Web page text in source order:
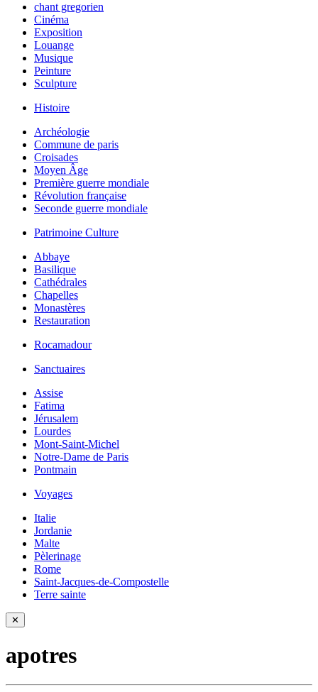
chant gregorien
Cinéma
Exposition
Louange
Musique
Peinture
Sculpture
Histoire
Archéologie
Commune de paris
Croisades
Moyen Âge
Première guerre mondiale
Révolution française
Seconde guerre mondiale
Patrimoine Culture
Abbaye
Basilique
Cathédrales
Chapelles
Monastères
Restauration
Rocamadour
Sanctuaires
Assise
Fatima
Jérusalem
Lourdes
Mont-Saint-Michel
Notre-Dame de Paris
Pontmain
Voyages
Italie
Jordanie
Malte
Pèlerinage
Rome
Saint-Jacques-de-Compostelle
Terre sainte
✕
apotres